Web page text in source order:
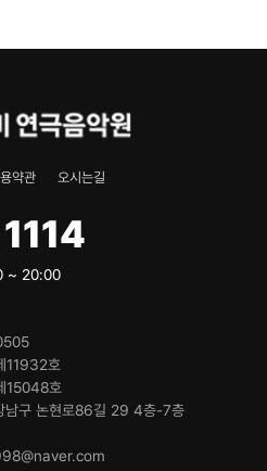
약관 오시는길
~ 20:00
11932호
15048호
구 논현로86길 29 4층-7층